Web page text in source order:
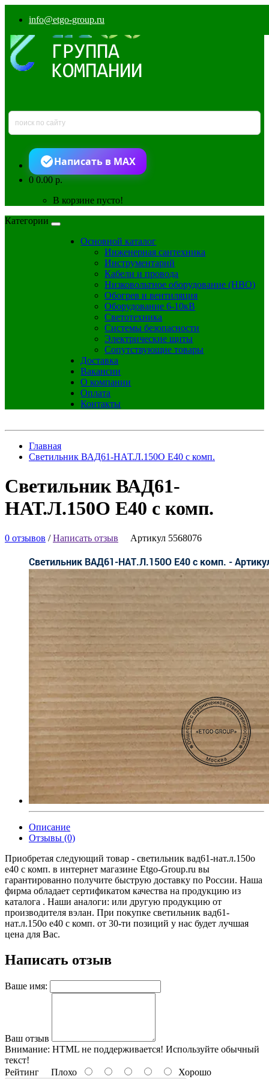
info@etgo-group.ru
Написать в MAX
00.00 р.
В корзине пусто!
Категории
Основной каталог
Инженерная сантехника
Инструментарий
Кабели и провода
Низковольтное оборудование (НВО)
Обогрев и вентиляция
Оборудование 6-10кВ
Светотехника
Системы безопасности
Электрические щиты
Сопутствующие товары
Доставка
Вакансии
О компании
Оплата
Контакты
Главная
Светильник ВАД61-НАТ.Л.150О E40 с комп.
Светильник ВАД61-
НАТ.Л.150О E40 с комп.
0 отзывов /Написать отзыв Артикул 5568076
Описание
Отзывы (0)
Приобретая следующий товар - светильник вад61-нат.л.150о
e40 с комп. в интернет магазине Etgo-Group.ru вы
гарантированно получите быструю доставку по России. Наша
фирма обладает сертификатом качества на продукцию из
каталога . Наши аналоги: или другую продукцию от
производителя вэлан. При покупке светильник вад61-
нат.л.150о e40 с комп. от 30-ти позиций у нас будет лучшая
цена для Вас.
Написать отзыв
Ваше имя:
Ваш отзыв
Внимание: HTML не поддерживается! Используйте обычный
текст!
Рейтинг Плохо Хорошо